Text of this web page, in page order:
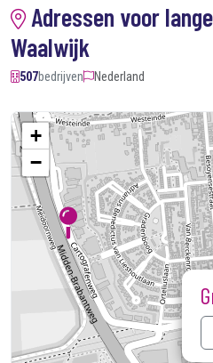
Adressen voor
Waalwijk
507bedrijven Nederland
+
−